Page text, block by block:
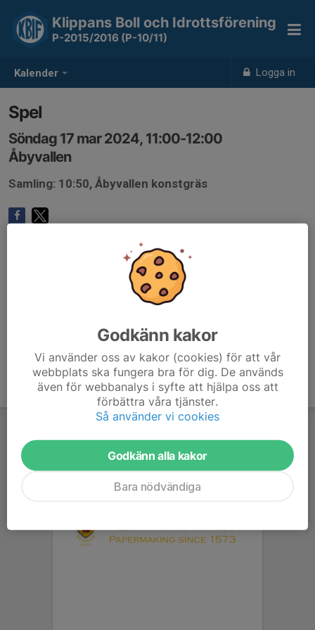
Kalender Logga in
Klippans Boll och Idrottsförening
P-2015/2016 (P-10/11)
Spel
Söndag 17 mar 2024, 11:00-12:00
Åbyvallen
Samling: 10:50, Åbyvallen konstgräs
Godkänn kakor
Vi använder oss av kakor (cookies) för att vår
webbplats ska fungera bra för dig. De används
även för webbanalys i syfte att hjälpa oss att
förbättra våra tjänster.
Så använder vi cookies
Godkänn alla kakor
Bara nödvändiga